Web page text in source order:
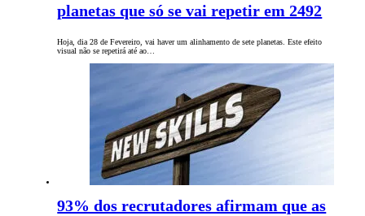
planetas que só se vai repetir em 2492
Hoja, dia 28 de Fevereiro, vai haver um alinhamento de sete planetas. Este efeito
visual não se repetirá até ao…
93% dos recrutadores afirmam que as